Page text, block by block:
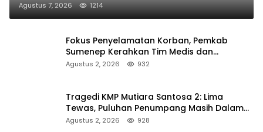
Agustus 7, 2026 1214
Fokus Penyelamatan Korban, Pemkab
Sumenep Kerahkan Tim Medis dan
Ambulans ke Pelabuhan Kalianget
Agustus 2, 2026 932
Tragedi KMP Mutiara Santosa 2: Lima
Tewas, Puluhan Penumpang Masih Dalam
Pencarian
Agustus 2, 2026 928